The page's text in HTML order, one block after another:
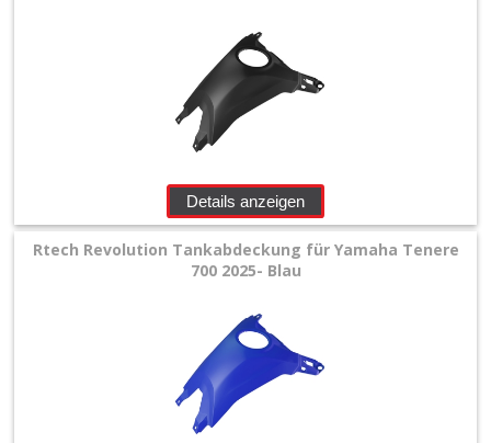
Details anzeigen
Rtech Revolution Tankabdeckung für Yamaha Tenere
700 2025- Blau